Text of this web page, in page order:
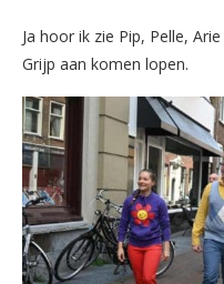
Ja hoor ik zie Pip, Pelle,
Grijp aan komen lopen.